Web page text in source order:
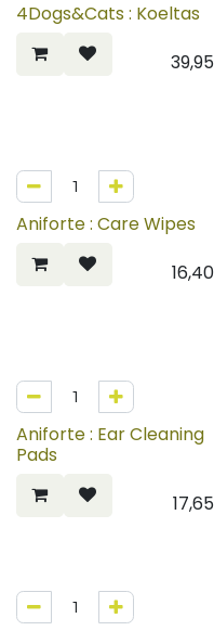
4Dogs&Cats : Koeltas
39,95
Aniforte : Care Wipes
16,40
Aniforte : Ear Cleaning
Pads
17,65
50%